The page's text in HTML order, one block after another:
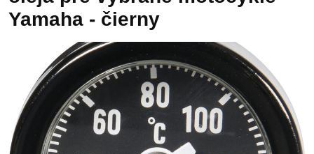
Yamaha - čierny